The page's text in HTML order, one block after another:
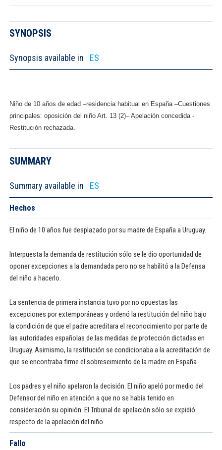
SYNOPSIS
Synopsis available in ES
Niño de 10 años de edad –residencia habitual en España –Cuestiones
principales: oposición del niño Art. 13 (2)– Apelación concedida -
Restitución rechazada.
SUMMARY
Summary available in ES
Hechos
El niño de 10 años fue desplazado por su madre de España a Uruguay.
Interpuesta la demanda de restitución sólo se le dio oportunidad de
oponer excepciones a la demandada pero no se habilitó a la Defensa
del niño a hacerlo.
La sentencia de primera instancia tuvo por no opuestas las
excepciones por extemporáneas y ordenó la restitución del niño bajo
la condición de que el padre acreditara el reconocimiento por parte de
las autoridades españolas de las medidas de protección dictadas en
Uruguay. Asimismo, la restitución se condicionaba a la acreditación de
que se encontraba firme el sobreseimiento de la madre en España.
Los padres y el niño apelaron la decisión. El niño apeló por medio del
Defensor del niño en atención a que no se había tenido en
consideración su opinión. El Tribunal de apelación sólo se expidió
respecto de la apelación del niño.
Fallo